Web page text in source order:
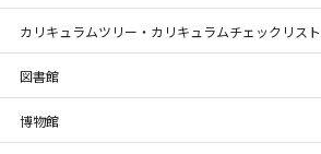
カリキュラムツリー・カリキュラムチェックリスト
図書館
博物館